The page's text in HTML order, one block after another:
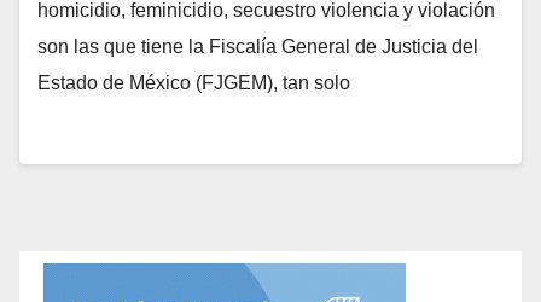
homicidio, feminicidio, secuestro violencia y violación
son las que tiene la Fiscalía General de Justicia del
Estado de México (FJGEM), tan solo